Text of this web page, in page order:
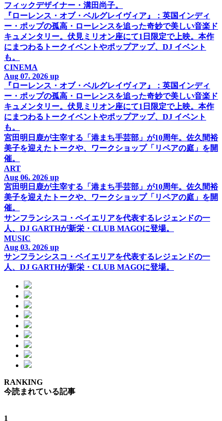
フィックデザイナー・溝田尚子。
『ローレンス・オブ・ベルグレイヴィア』：英国インディ
ー・ポップの孤高・ローレンスを追った奇妙で美しい音楽ド
キュメンタリー。伏見ミリオン座にて1日限定で上映。本作
にまつわるトークイベントやポップアップ、DJ イベント
も。
CINEMA
Aug 07. 2026 up
『ローレンス・オブ・ベルグレイヴィア』：英国インディ
ー・ポップの孤高・ローレンスを追った奇妙で美しい音楽ド
キュメンタリー。伏見ミリオン座にて1日限定で上映。本作
にまつわるトークイベントやポップアップ、DJ イベント
も。
宮田明日鹿が主宰する「港まち手芸部」が10周年。佐久間裕
美子を迎えたトークや、ワークショップ「リペアの庭」を開
催。
ART
Aug 06. 2026 up
宮田明日鹿が主宰する「港まち手芸部」が10周年。佐久間裕
美子を迎えたトークや、ワークショップ「リペアの庭」を開
催。
サンフランシスコ・ベイエリアを代表するレジェンドの一
人、DJ GARTHが新栄・CLUB MAGOに登場。
MUSIC
Aug 03. 2026 up
サンフランシスコ・ベイエリアを代表するレジェンドの一
人、DJ GARTHが新栄・CLUB MAGOに登場。
RANKING
今読まれている記事
1